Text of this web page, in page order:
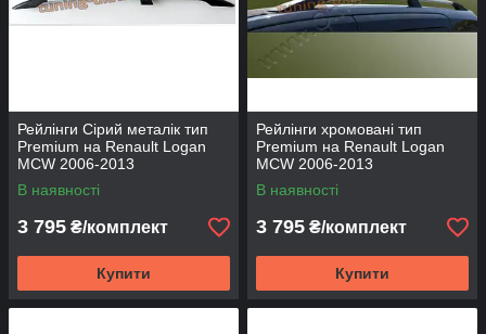
Рейлінги Сірий металік тип
Premium на Renault Logan
MCW 2006-2013
В наявності
3 795 ₴/комплект
Купити
Рейлінги хромовані тип
Premium на Renault Logan
MCW 2006-2013
В наявності
3 795 ₴/комплект
Купити